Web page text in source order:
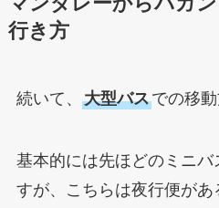
行き方
続いて、 大型バスでの移動
基本的には先ほどのミニ
すが、こちらは夜行便があ